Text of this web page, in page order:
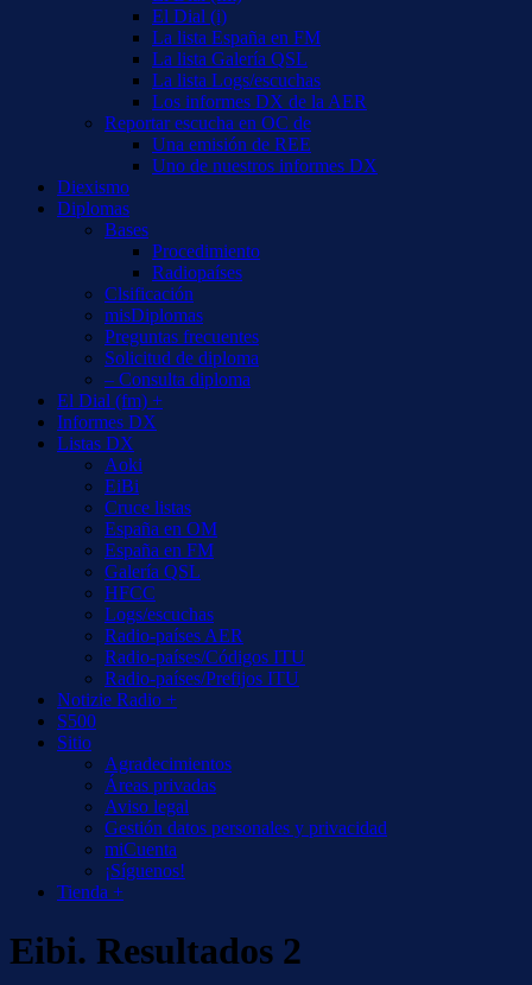
El Dial (i)
La lista España en FM
La lista Galería QSL
La lista Logs/escuchas
Los informes DX de la AER
Reportar escucha en OC de
Una emisión de REE
Uno de nuestros informes DX
Diexismo
Diplomas
Bases
Procedimiento
Radiopaíses
Clsificación
misDiplomas
Preguntas frecuentes
Solicitud de diploma
– Consulta diploma
El Dial (fm) +
Informes DX
Listas DX
Aoki
EiBi
Cruce listas
España en OM
España en FM
Galería QSL
HFCC
Logs/escuchas
Radio-países AER
Radio-países/Códigos ITU
Radio-países/Prefijos ITU
Notizie Radio +
S500
Sitio
Agradecimientos
Áreas privadas
Aviso legal
Gestión datos personales y privacidad
miCuenta
¡Síguenos!
Tienda +
Eibi. Resultados 2